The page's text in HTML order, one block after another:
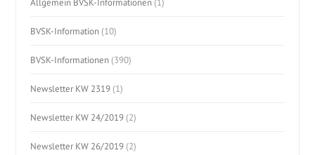
Allgemein BVSK-Informationen (1)
BVSK-Information (10)
BVSK-Informationen (390)
Newsletter KW 2319 (1)
Newsletter KW 24/2019 (2)
Newsletter KW 26/2019 (2)